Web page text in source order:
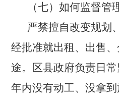
（七）如何监督管
严禁擅自改变规划
经批准就出租、出售
途。区县政府负责日
年内没有动工、没拿